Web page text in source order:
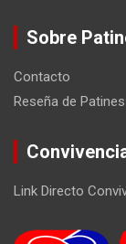
Sobre
Contacto
Reseña de
Link Directo